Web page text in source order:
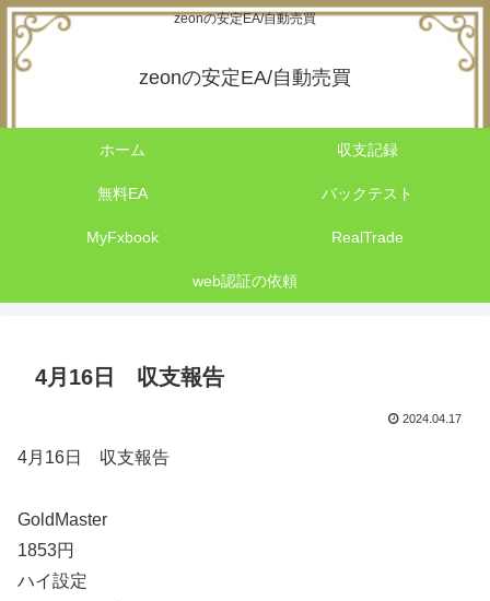
zeonの安定EA/自動売買
zeonの安定EA/自動売買
ホーム 収支記録
無料EA バックテスト
MyFxbook RealTrade
web認証の依頼
4月16日 収支報告
2024.04.17
4月16日 収支報告
GoldMaster
1853円
ハイ設定